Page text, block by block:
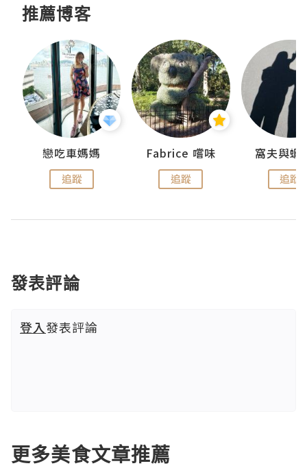
推薦博客
戀吃車媽媽
追蹤
Fabrice 嚐味
追蹤
窩夫與蝦
追蹤
發表評論
登入發表評論
更多美食文章推薦